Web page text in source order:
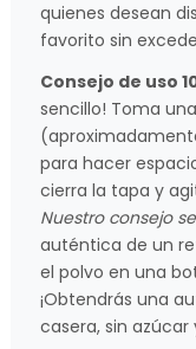
quienes desean
favorito sin
Consejo de uso
sencillo! Toma
para hacer
cierra la tapa y
Nuestro consejo
auténtica de un
el polvo en una
¡Obtendrás una
casera, sin azúcar